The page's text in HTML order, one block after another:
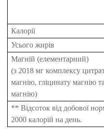
Калорії
Усього жирів
Магній (елементарний)
(з 2018 мг комплексу
магнію, гліцинату магнію
магнію)
** Відсоток від добової
2000 калорій на день.